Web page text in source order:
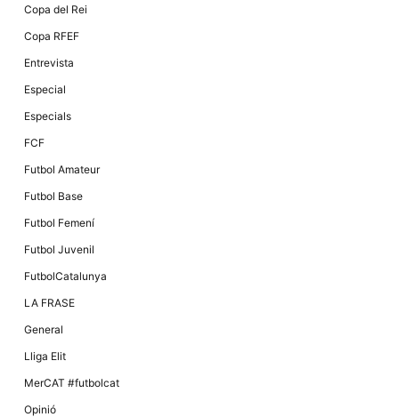
Copa del Rei
Copa RFEF
Entrevista
Especial
Especials
FCF
Futbol Amateur
Futbol Base
Futbol Femení
Futbol Juvenil
FutbolCatalunya
LA FRASE
General
Lliga Elit
MerCAT #futbolcat
Opinió